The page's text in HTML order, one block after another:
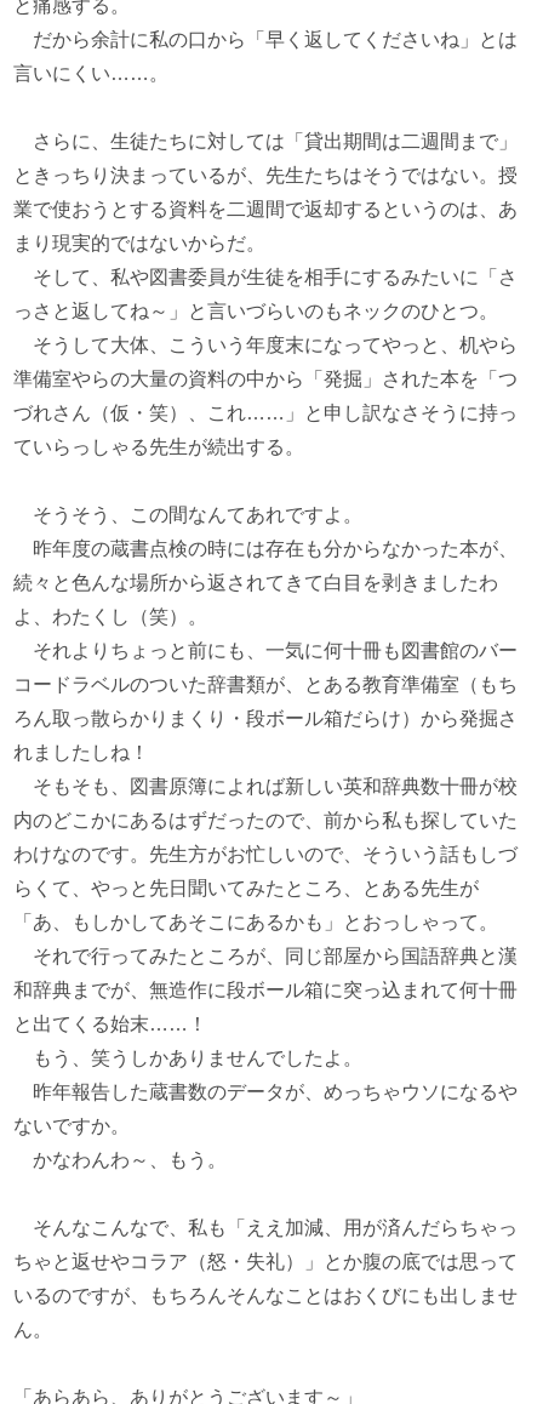
と痛感する。
だから余計に私の口から「早く返してくださいね」とは
言いにくい……。
さらに、生徒たちに対しては「貸出期間は二週間まで」
ときっちり決まっているが、先生たちはそうではない。授
業で使おうとする資料を二週間で返却するというのは、あ
まり現実的ではないからだ。
そして、私や図書委員が生徒を相手にするみたいに「さ
っさと返してね～」と言いづらいのもネックのひとつ。
そうして大体、こういう年度末になってやっと、机やら
準備室やらの大量の資料の中から「発掘」された本を「つ
づれさん（仮・笑）、これ……」と申し訳なさそうに持っ
ていらっしゃる先生が続出する。
そうそう、この間なんてあれですよ。
昨年度の蔵書点検の時には存在も分からなかった本が、
続々と色んな場所から返されてきて白目を剥きましたわ
よ、わたくし（笑）。
それよりちょっと前にも、一気に何十冊も図書館のバー
コードラベルのついた辞書類が、とある教育準備室（もち
ろん取っ散らかりまくり・段ボール箱だらけ）から発掘さ
れましたしね！
そもそも、図書原簿によれば新しい英和辞典数十冊が校
内のどこかにあるはずだったので、前から私も探していた
わけなのです。先生方がお忙しいので、そういう話もしづ
らくて、やっと先日聞いてみたところ、とある先生が
「あ、もしかしてあそこにあるかも」とおっしゃって。
それで行ってみたところが、同じ部屋から国語辞典と漢
和辞典までが、無造作に段ボール箱に突っ込まれて何十冊
と出てくる始末……！
もう、笑うしかありませんでしたよ。
昨年報告した蔵書数のデータが、めっちゃウソになるや
ないですか。
かなわんわ～、もう。
そんなこんなで、私も「ええ加減、用が済んだらちゃっ
ちゃと返せやコラア（怒・失礼）」とか腹の底では思って
いるのですが、もちろんそんなことはおくびにも出しませ
ん。
「あらあら、ありがとうございます～」